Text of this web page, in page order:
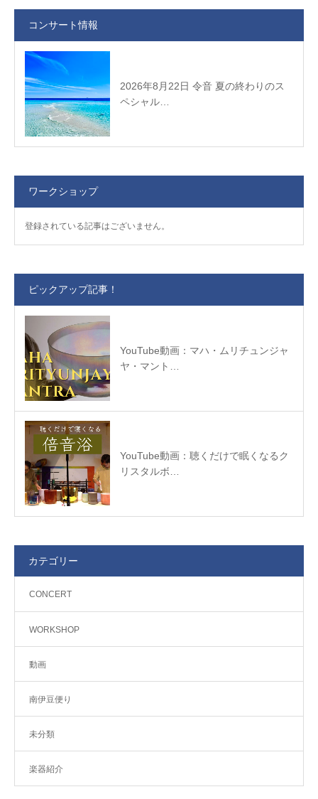
コンサート情報
2026年8月22日 令音 夏の終わりのス
ペシャル…
ワークショップ
登録されている記事はございません。
ピックアップ記事！
YouTube動画：マハ・ムリチュンジャ
ヤ・マント…
YouTube動画：聴くだけで眠くなるク
リスタルボ…
カテゴリー
CONCERT
WORKSHOP
動画
南伊豆便り
未分類
楽器紹介